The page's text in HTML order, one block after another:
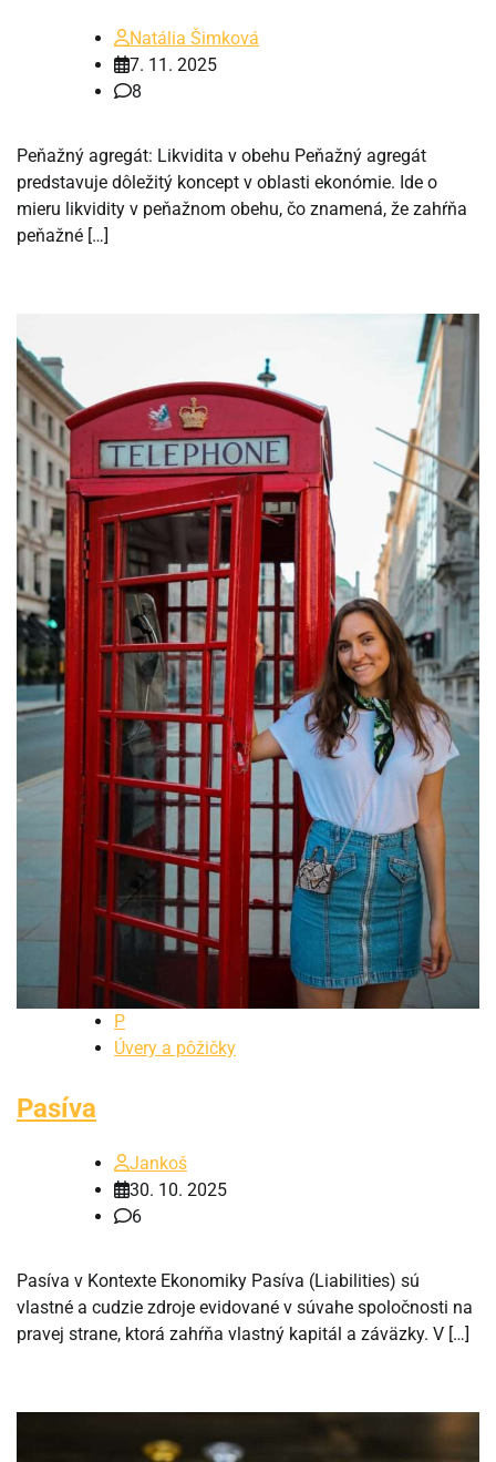
Natália Šimková
7. 11. 2025
8
Peňažný agregát: Likvidita v obehu Peňažný agregát
predstavuje dôležitý koncept v oblasti ekonómie. Ide o
mieru likvidity v peňažnom obehu, čo znamená, že zahŕňa
peňažné […]
P
Úvery a pôžičky
Pasíva
Jankoš
30. 10. 2025
6
Pasíva v Kontexte Ekonomiky Pasíva (Liabilities) sú
vlastné a cudzie zdroje evidované v súvahe spoločnosti na
pravej strane, ktorá zahŕňa vlastný kapitál a záväzky. V […]